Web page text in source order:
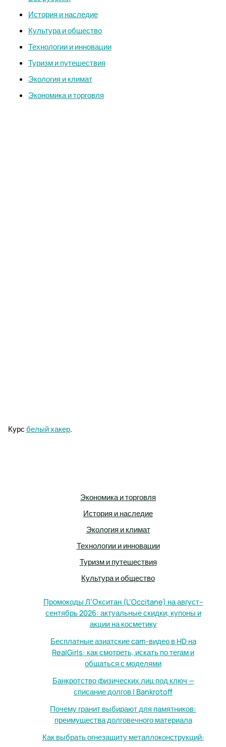
История и наследие
Культура и общество
Технологии и инновации
Туризм и путешествия
Экология и климат
Экономика и торговля
Курс белый хакер.
Экономика и торговля
История и наследие
Экология и климат
Технологии и инновации
Туризм и путешествия
Культура и общество
Промокоды Л’Окситан (L’Occitane) на август–
сентябрь 2026: актуальные скидки, купоны и
акции на косметику
Бесплатные азиатские cam-видео в HD на
RealGirls: как смотреть, искать по тегам и
общаться с моделями
Банкротство физических лиц под ключ —
списание долгов | Bankrotoff
Почему гранит выбирают для памятников:
преимущества долговечного материала
Как выбрать огнезащиту металлоконструкций: